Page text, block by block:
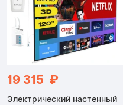
19 315 ₽
Электрический настенный